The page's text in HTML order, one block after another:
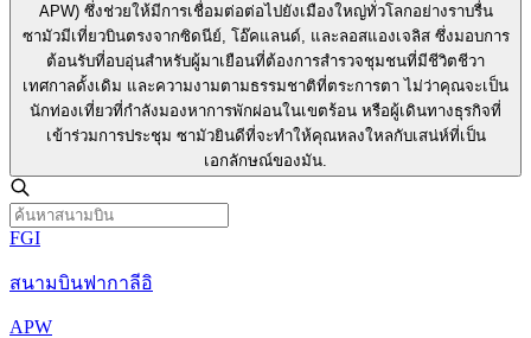
APW) ซึ่งช่วยให้มีการเชื่อมต่อต่อไปยังเมืองใหญ่ทั่วโลกอย่างราบรื่น
ซามัวมีเที่ยวบินตรงจากซิดนีย์, โอ๊คแลนด์, และลอสแองเจลิส ซึ่งมอบการ
ต้อนรับที่อบอุ่นสำหรับผู้มาเยือนที่ต้องการสำรวจชุมชนที่มีชีวิตชีวา
เทศกาลดั้งเดิม และความงามตามธรรมชาติที่ตระการตา ไม่ว่าคุณจะเป็น
นักท่องเที่ยวที่กำลังมองหาการพักผ่อนในเขตร้อน หรือผู้เดินทางธุรกิจที่
เข้าร่วมการประชุม ซามัวยินดีที่จะทำให้คุณหลงใหลกับเสน่ห์ที่เป็น
เอกลักษณ์ของมัน.
FGI
สนามบินฟากาลีอิ
APW